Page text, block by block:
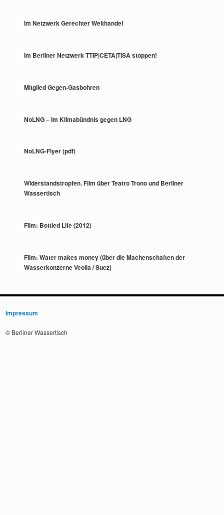
Im Netzwerk Gerechter Welthandel
Im Berliner Netzwerk TTIP|CETA|TiSA stoppen!
Mitglied Gegen-Gasbohren
NoLNG – Im Klimabündnis gegen LNG
NoLNG-Flyer (pdf)
Widerstandstropfen. Film über Teatro Trono und Berliner
Wassertisch
Film: Bottled Life (2012)
Film: Water makes money (über die Machenschaften der
Wasserkonzerne Veolia / Suez)
Impressum
© Berliner Wassertisch